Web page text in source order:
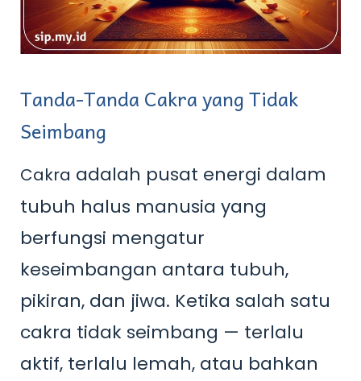
Tanda-Tanda Cakra yang Tidak
Seimbang
Cakra adalah pusat energi dalam
tubuh halus manusia yang
berfungsi mengatur
keseimbangan antara tubuh,
pikiran, dan jiwa. Ketika salah satu
cakra tidak seimbang — terlalu
aktif, terlalu lemah, atau bahkan